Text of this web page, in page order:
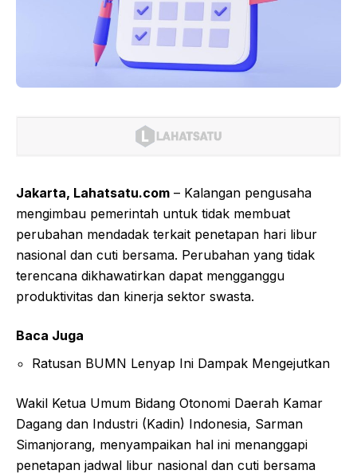
Jakarta, Lahatsatu.com – Kalangan pengusaha
mengimbau pemerintah untuk tidak membuat
perubahan mendadak terkait penetapan hari libur
nasional dan cuti bersama. Perubahan yang tidak
terencana dikhawatirkan dapat mengganggu
produktivitas dan kinerja sektor swasta.
Baca Juga
Ratusan BUMN Lenyap Ini Dampak Mengejutkan
Wakil Ketua Umum Bidang Otonomi Daerah Kamar
Dagang dan Industri (Kadin) Indonesia, Sarman
Simanjorang, menyampaikan hal ini menanggapi
penetapan jadwal libur nasional dan cuti bersama